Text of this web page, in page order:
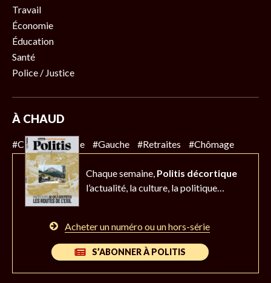
Travail
Économie
Éducation
Santé
Police / Justice
À CHAUD
#Climat #Police #Gauche #Retraites #Chômage
Chaque semaine, Politis décortique
l’actualité, la culture, la politique…
Acheter un numéro ou un hors-série
S’ABONNER À POLITIS